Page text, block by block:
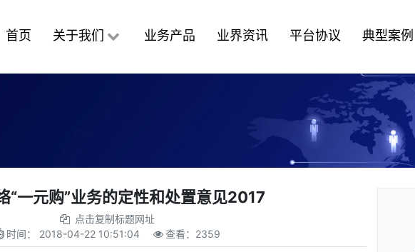
首页 关于我们 业务产品 业界资讯 平台协议 典型案例
“一元购”业务的定性和处置意见2017
点击复制标题网址
时间： 2018-04-22 10:51:04 查看： 2359